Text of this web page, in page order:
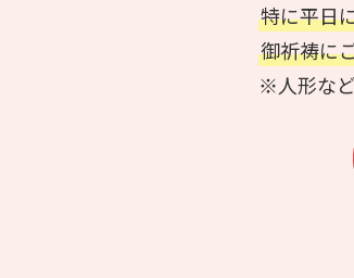
特に平日
御祈祷に
※人形な